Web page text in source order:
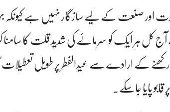
اور صنعت کے لیے سازگار نہیں ہے
کل ہر ایک کو سرمائے کی شدید قلت کا سامنا
کے ارادے سے عیدالفطر پر طویل تعطیلات
پایا جاسکے۔